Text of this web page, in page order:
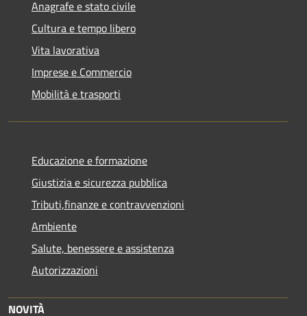
Anagrafe e stato civile
Cultura e tempo libero
Vita lavorativa
Imprese e Commercio
Mobilità e trasporti
Educazione e formazione
Giustizia e sicurezza pubblica
Tributi,finanze e contravvenzioni
Ambiente
Salute, benessere e assistenza
Autorizzazioni
NOVITÀ